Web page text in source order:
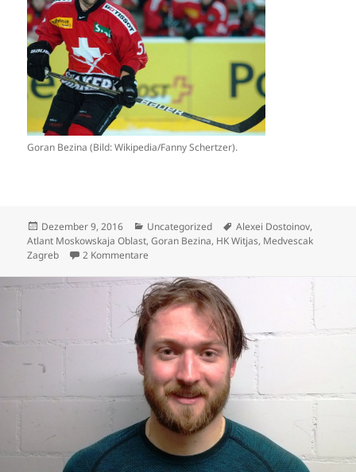
Goran Bezina (Bild: Wikipedia/Fanny Schertzer).
Veröffentlicht
am
Dezember 9, 2016 Kategorien
Uncategorized Schlagwörter
Alexei Dostoinov,
Atlant Moskowskaja Oblast,Goran Bezina, HK Witjas, Medvescak
Zagreb
2 Kommentare